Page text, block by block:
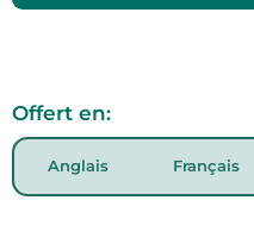
Offert en:
Anglais Français